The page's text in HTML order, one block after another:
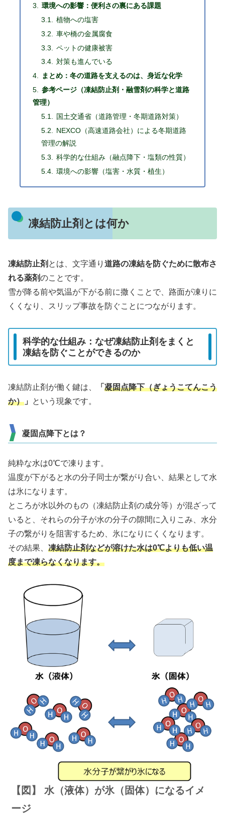
環境への影響：便利さの裏にある課題
植物への塩害
車や橋の金属腐食
ペットの健康被害
対策も進んでいる
まとめ：冬の道路を支えるのは、身近な化学
参考ページ（凍結防止剤・融雪剤の科学と道路
管理）
国土交通省（道路管理・冬期道路対策）
NEXCO（高速道路会社）による冬期道路
管理の解説
科学的な仕組み（融点降下・塩類の性質）
環境への影響（塩害・水質・植生）
凍結防止剤とは何か
凍結防止剤 とは、文字通り 道路の凍結を防ぐために散布さ
れる薬剤のことです。
雪が降る前や気温が下がる前に撒くことで、路面が凍りに
くくなり、スリップ事故を防ぐことにつながります。
科学的な仕組み：なぜ凍結防止剤をまくと
凍結を防ぐことができるのか
凍結防止剤が働く鍵は、 「 凝固点降下（ぎょうこてんこう
か） 」 という現象です。
凝固点降下とは？
純粋な水は0℃で凍ります。
温度が下がると水の分子同士が繋がり合い、結果として水
は氷になります。
ところが水以外のもの（凍結防止剤の成分等）が混ざって
いると、それらの分子が水の分子の隙間に入りこみ、水分
子の繋がりを阻害するため、氷になりにくくなります。
その結果、 凍結防止剤などが溶けた水は0℃よりも低い温
度まで凍らなくなります。
【図】
水（液体）が氷（固体）になるイメ
ージ